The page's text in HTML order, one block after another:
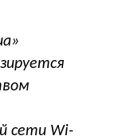
сети Wi-